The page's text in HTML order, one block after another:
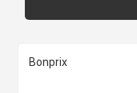
Bonprix